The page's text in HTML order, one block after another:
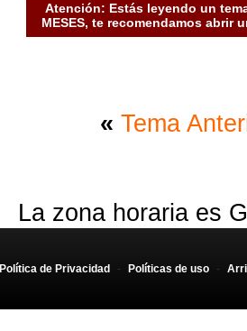
Atención: Estás leyendo un
MESES, te recomendamos abrir
« Tema
La zona horaria es
Política de Privacidad - Políticas de uso -